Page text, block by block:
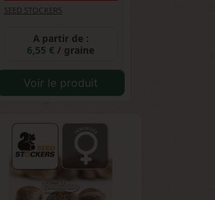
SEED STOCKERS
A partir de :
6,55 € / graine
Voir le produit